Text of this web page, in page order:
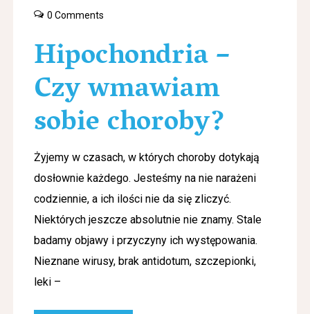
0 Comments
Hipochondria –
Czy wmawiam
sobie choroby?
Żyjemy w czasach, w których choroby dotykają
dosłownie każdego. Jesteśmy na nie narażeni
codziennie, a ich ilości nie da się zliczyć.
Niektórych jeszcze absolutnie nie znamy. Stale
badamy objawy i przyczyny ich występowania.
Nieznane wirusy, brak antidotum, szczepionki,
leki –